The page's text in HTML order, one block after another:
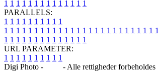
1 1 1 1 1 1 1 1 1 1 1 1 1 1
PARALLELS:
1 1 1 1 1 1 1 1 1 1
1 1 1 1 1 1 1 1 1 1 1 1 1 1 1 1 1 1 1 1 1 1 1 1 1 1
1 1 1 1 1 1 1 1 1 1 1 1 1 1
URL PARAMETER:
1 1 1 1 1 1 1 1 1 1
Digi Photo -
- Alle rettigheder forbeholdes